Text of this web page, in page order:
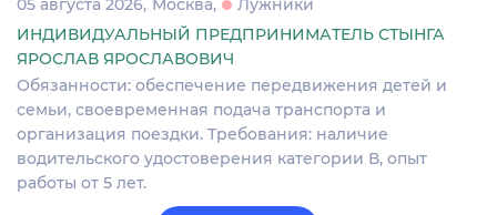
05 августа 2026 Москва
Лужники
ИНДИВИДУАЛЬНЫЙ ПРЕДПРИНИМАТЕЛЬ СТЫНГА
ЯРОСЛАВ ЯРОСЛАВОВИЧ
Обязанности: обеспечение передвижения детей и
семьи, своевременная подача транспорта и
организация поездки. Требования: наличие
водительского удостоверения категории В, опыт
работы от 5 лет.